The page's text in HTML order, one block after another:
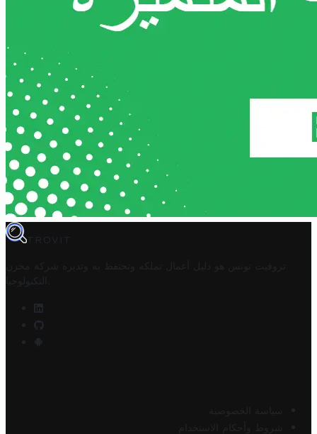
TROVIT
تروفيت تونس هو دليل أعمال تملكه وتحتفظ به وتديره
شركة مخزن
التكنولوجيا
سياسة الخصوصية
شروط وأحكام الاستخدام